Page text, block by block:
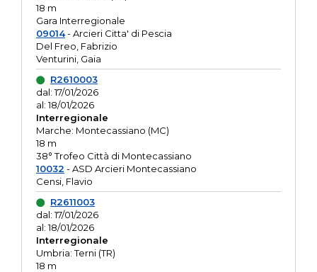
18 m
Gara Interregionale
09014- Arcieri Citta' di Pescia
Del Freo, Fabrizio
Venturini, Gaia
R2610003
dal: 17/01/2026
al: 18/01/2026
Interregionale
Marche: Montecassiano (MC)
18 m
38° Trofeo Città di Montecassiano
10032 - ASD Arcieri Montecassiano
Censi, Flavio
R2611003
dal: 17/01/2026
al: 18/01/2026
Interregionale
Umbria: Terni (TR)
18 m